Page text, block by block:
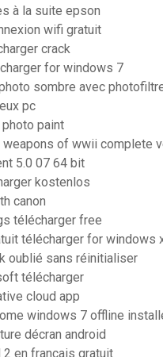
à la suite epson
wifi gratuit
crack
for windows 7
sombre avec
pc
paint
of wwii complete
5.0 07 64 bit
kostenlos
canon
télécharger free
télécharger for windows
oublié sans réinitialiser
télécharger
cloud app
windows 7 offline
décran android
en français gratuit